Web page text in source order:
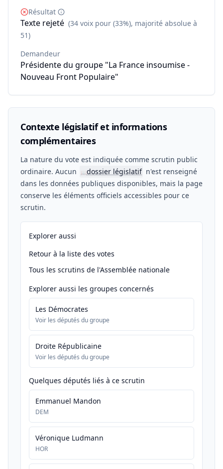
Résultat
Texte rejeté (34 voix pour (33%), majorité absolue à
51)
Demandeur
Présidente du groupe "La France insoumise -
Nouveau Front Populaire"
Contexte législatif et informations
complémentaires
La nature du vote est indiquée comme scrutin public
ordinaire. Aucun
📖dossier législatif n'est renseigné
dans les données publiques disponibles, mais la page
conserve les éléments officiels accessibles pour ce
scrutin.
Explorer aussi
Retour à la liste des votes
Tous les scrutins de l'Assemblée nationale
Explorer aussi les groupes concernés
Les Démocrates
Voir les députés du groupe
Droite Républicaine
Voir les députés du groupe
Quelques députés liés à ce scrutin
Emmanuel Mandon
DEM
Véronique Ludmann
HOR